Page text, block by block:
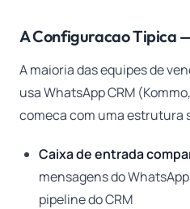
A Configuracao Tipica
A maioria das equipes de
usa WhatsApp CRM
comeca com uma estrutura
Caixa de entrada
mensagens do
pipeline do CRM